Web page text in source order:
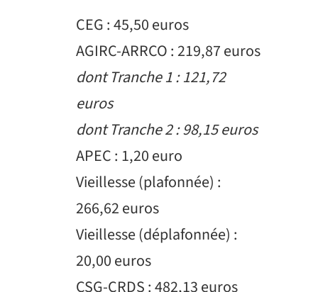
CEG : 45,50 euros
AGIRC-ARRCO : 219,87 euros
dont Tranche 1 : 121,72
euros
dont Tranche 2 : 98,15 euros
APEC : 1,20 euro
Vieillesse (plafonnée) :
266,62 euros
Vieillesse (déplafonnée) :
20,00 euros
CSG-CRDS : 482,13 euros